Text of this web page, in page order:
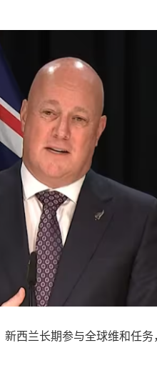
西兰长期参与全球维和任